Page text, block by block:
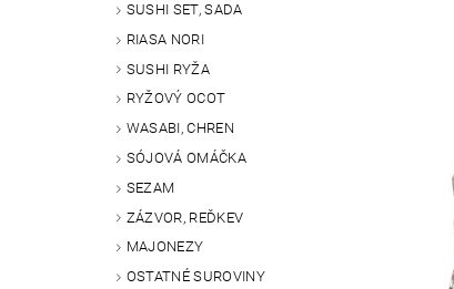
SUSHI SET, SADA
RIASA NORI
SUSHI RYŽA
RYŽOVÝ OCOT
WASABI, CHREN
SÓJOVÁ OMÁČKA
SEZAM
ZÁZVOR, REĎKEV
MAJONEZY
OSTATNÉ SUROVINY